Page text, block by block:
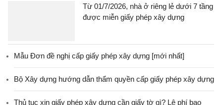
Từ 01/7/2026, nhà ở riêng lẻ dưới 7 tầng
được miễn giấy phép xây dựng
Mẫu Đơn đề nghị cấp giấy phép xây dựng [mới nhất]
Bộ Xây dựng hướng dẫn thẩm quyền cấp giấy phép xây dựng
Thủ tục xin giấy phép xây dựng cần giấy tờ gì? Lệ phí bao